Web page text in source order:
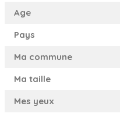
Age
Pays
Ma commune
Ma taille
Mes yeux